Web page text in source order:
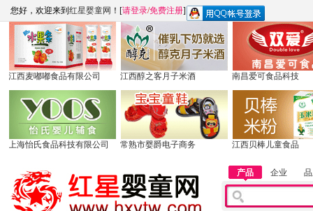
您好，欢迎来到 红星婴童网 ！[请登录/免费注册]
江西麦嘟嘟食品有限公司 江西醇之客月子米酒 南昌爱可食品科技
上海怡氏食品科技有限公司 常熟市婴爵电子商务 江西贝棒儿童食品
产品 企业